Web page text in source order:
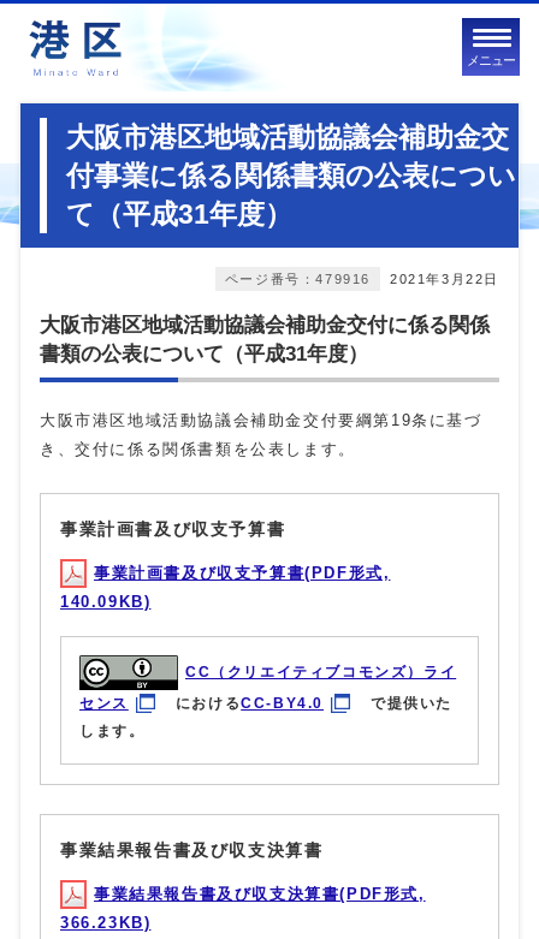
メニュー
大阪市港区地域活動協議会補助金交
付事業に係る関係書類の公表につい
て（平成31年度）
2021年3月22日
ページ番号：479916
大阪市港区地域活動協議会補助金交付に係る関係
書類の公表について（平成31年度）
大阪市港区地域活動協議会補助金交付要綱第19条に基づ
き、交付に係る関係書類を公表します。
事業計画書及び収支予算書
事業計画書及び収支予算書(PDF形式,
140.09KB)
CC（クリエイティブコモンズ）ライ
センス
におけるCC-BY4.0
で提供いた
します。
事業結果報告書及び収支決算書
事業結果報告書及び収支決算書(PDF形式,
366.23KB)